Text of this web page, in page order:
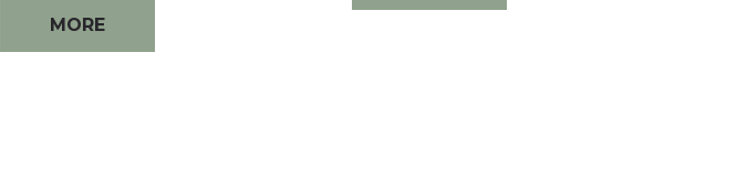
MORE